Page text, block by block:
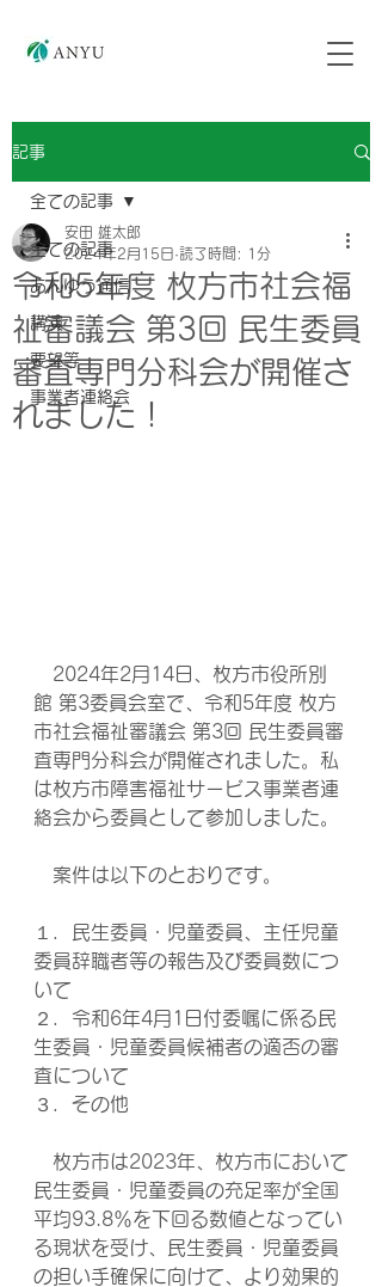
記事
全ての記事
あんゆう通信
講演
要望等
事業者連絡会
全ての記事
令和5年度 枚方市社会福
祉審議会 第3回 民生委員
審査専門分科会が開催さ
れました！
安田 雄太郎
2024年2月15日 読了時間: 1分
2024年2月14日、枚方市役所別
館 第3委員会室で、令和5年度 枚方
市社会福祉審議会 第3回 民生委員審
査専門分科会が開催されました。私
は枚方市障害福祉サービス事業者連
絡会から委員として参加しました。
案件は以下のとおりです。
１．民生委員・児童委員、主任児童
委員辞職者等の報告及び委員数につ
いて
２．令和6年4月1日付委嘱に係る民
生委員・児童委員候補者の適否の審
査について
３．その他
枚方市は2023年、枚方市において
民生委員・児童委員の充足率が全国
平均93.8％を下回る数値となってい
る現状を受け、民生委員・児童委員
の担い手確保に向けて、より効果的